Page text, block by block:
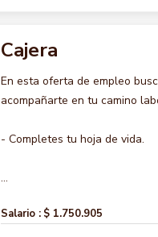
Cajera
En esta oferta de empleo
acompañarte en tu camino
- Completes tu hoja de vida.
...
Salario : $ 1.750.905